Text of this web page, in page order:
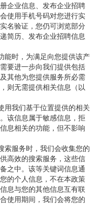
企业信息、发布企业招聘
使用手机号码对您进行实
名验证，您仍可浏览部分
简历、发布企业招聘信息
能时，为满足向您提供该产
要进一步向我们提供包括
其他为您提供服务所必需
则无需提供相关信息（以
用我们基于位置提供的相关
该信息属于敏感信息，拒
息相关的功能，但不影响
索服务时，我们会收集您的
高效的搜索服务，这些信
之中。该等关键词信息通
的个人信息，不在本政策
息与您的其他信息互有联
使用期间，我们会将您的